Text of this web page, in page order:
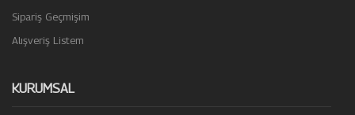
Sipariş Geçmişim
Alışveriş Listem
KURUMSAL